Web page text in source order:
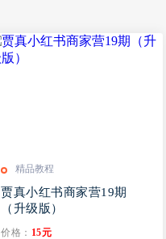
精品教程
贾真小红书商家营19期
（升级版）
价格： 15元